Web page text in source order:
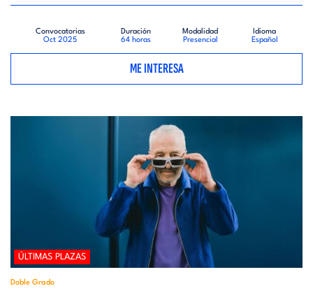
Convocatorias
Oct 2025
Duración
64 horas
Modalidad
Presencial
Idioma
Español
ME INTERESA
ÚLTIMAS PLAZAS
Doble Grado